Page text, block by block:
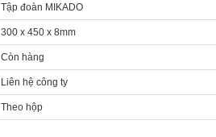
Tập đoàn MIKADO
300 x 450 x 8mm
Còn hàng
Liên hệ công ty
Theo hộp